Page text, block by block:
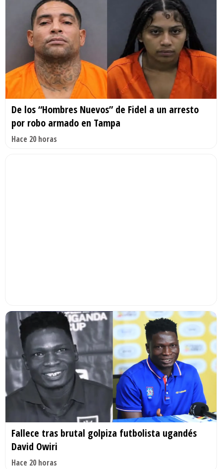
De los “Hombres Nuevos” de Fidel a un arresto
por robo armado en Tampa
Hace 20 horas
Fallece tras brutal golpiza futbolista ugandés
David Owiri
Hace 20 horas